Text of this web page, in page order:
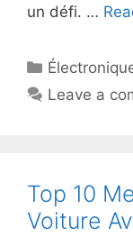
un défi. …
Leave a
Top 10
Voiture